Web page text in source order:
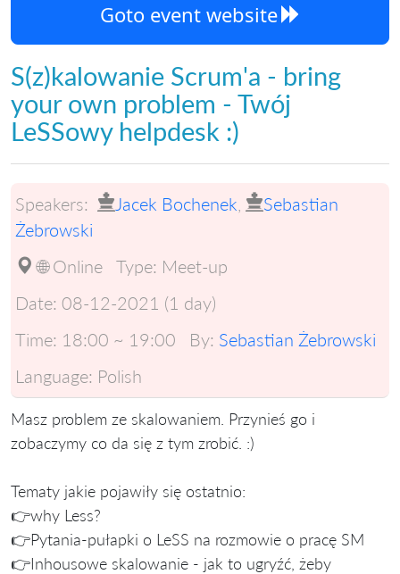
Goto event website
S(z)kalowanie Scrum'a - bring
your own problem - Twój
LeSSowy helpdesk :)
Speakers: Jacek Bochenek
Sebastian
Żebrowski
🌐 Online
Type: Meet-up
Date: 08-12-2021 (1 day)
Time: 18:00 ~ 19:00 By: Sebastian Żebrowski
Language: Polish
Masz problem ze skalowaniem. Przynieś go i
zobaczymy co da się z tym zrobić. :)
Tematy jakie pojawiły się ostatnio:
👉why Less?
👉Pytania-pułapki o LeSS na rozmowie o pracę SM
👉Inhousowe skalowanie - jak to ugryźć, żeby